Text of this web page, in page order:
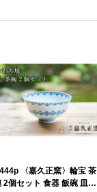
〈嘉久正窯〉輪宝 茶
2個セット 食器 飯碗 皿